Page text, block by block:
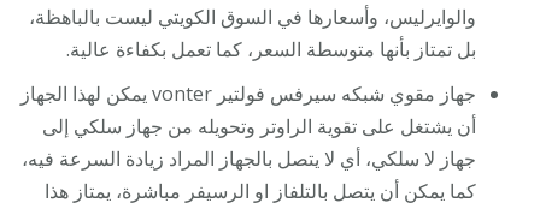
والوايرليس، وأسعارها في السوق الكويتي ليست بالباهظة،
بل تمتاز بأنها متوسطة السعر، كما تعمل بكفاءة عالية.
جهاز مقوي شبكه سيرفس فولتير vonter يمكن لهذا الجهاز
أن يشتغل على تقوية الراوتر وتحويله من جهاز سلكي إلى
جهاز لا سلكي، أي لا يتصل بالجهاز المراد زيادة السرعة فيه،
كما يمكن أن يتصل بالتلفاز او الرسيفر مباشرة، يمتاز هذا